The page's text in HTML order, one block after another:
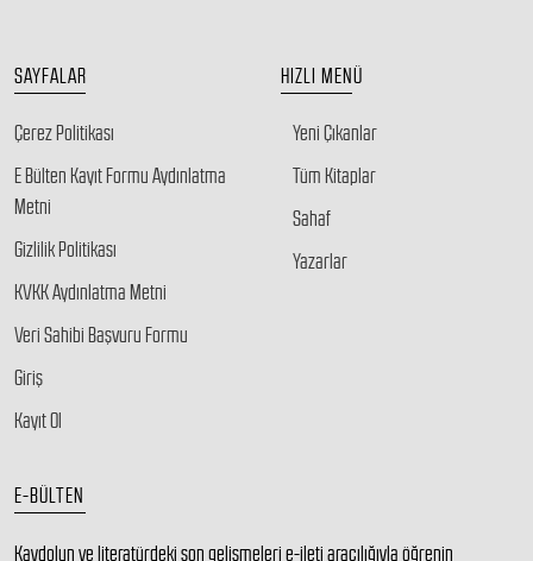
SAYFALAR
Çerez Politikası
E Bülten Kayıt Formu Aydınlatma
Metni
Gizlilik Politikası
KVKK Aydınlatma Metni
Veri Sahibi Başvuru Formu
Giriş
Kayıt Ol
HIZLI MENÜ
Yeni Çıkanlar
Tüm Kitaplar
Sahaf
Yazarlar
E-BÜLTEN
Kaydolun ve literatürdeki son gelişmeleri e-ileti aracılığıyla öğrenin